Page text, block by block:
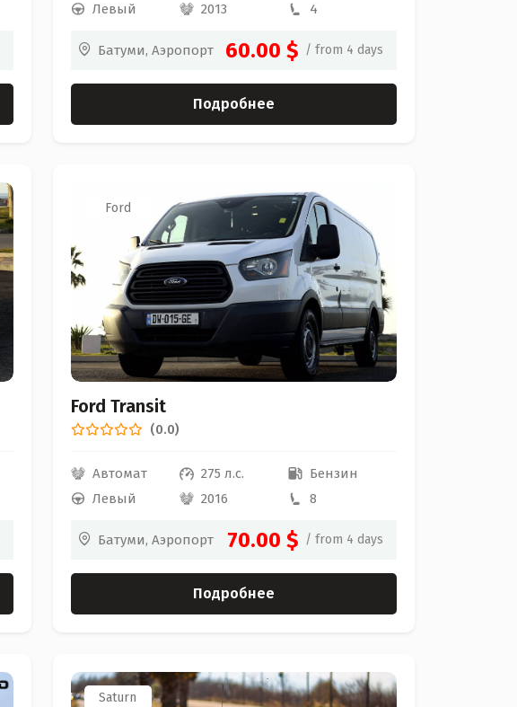
Левый
2013 4
Батуми, Аэропорт 60.00 $ / from 4 days
Подробнее
Ford
Ford Transit
(0.0)
Автомат 275 л.с.
Бензин
Левый
2016 8
Батуми, Аэропорт 70.00 $ / from 4 days
Подробнее
Saturn